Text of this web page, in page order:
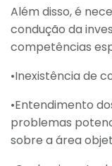
Além disso, é
condução da
competências
•Inexistência de
•Entendimento
problemas
sobre a área